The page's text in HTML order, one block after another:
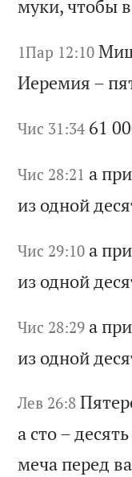
муки,чтобы в
1Пар 12:10 Ми
Иеремия – пя
Чис 31:34 61
Чис 28:21 а при
из одной деся
Чис 29:10 а при
из одной деся
Чис 28:29 а при
из одной деся
Лев 26:8 Пяте
а сто–десять
меча перед ва